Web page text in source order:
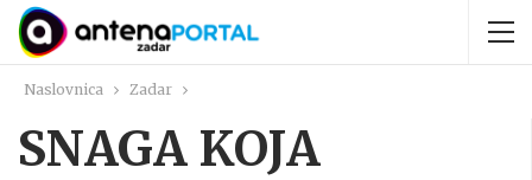
Naslovnica Zadar
SNAGA KOJA